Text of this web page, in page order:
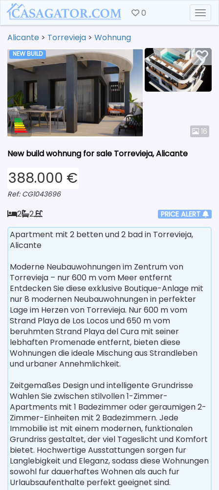
0
Alicante > Torrevieja > Wohnung
16
NEW BUILD
New build wohnung for sale Torrevieja, Alicante
388.000 €
Ref: CG1043696
2 2 PRICE ALERT
Apartment mit 2 betten und 2 bad in Torrevieja,
Alicante
Moderne Neubauwohnungen im Zentrum von
Torrevieja – nur 600 m vom Meer entfernt
Entdecken Sie diese exklusive Boutique-Anlage mit
nur 8 modernen Neubauwohnungen in perfekter
Lage im Herzen von Torrevieja. Nur 600 m vom
Strand Playa de Los Locos und 650 m vom
beruhmten Strand Playa del Cura mit seiner
lebhaften Promenade entfernt, bieten diese
Wohnungen die ideale Mischung aus Strandleben
und urbaner Annehmlichkeit.
Zeitgemaßes Design und intelligente Grundrisse
Wahlen Sie zwischen stilvollen 1-Zimmer-
Apartments mit 1 Badezimmer oder geraumigen 2-
Zimmer-Einheiten mit 2 Badezimmern. Jede
Immobilie ist mit einem modernen, funktionalen
Grundriss gestaltet, der viel Tageslicht und Komfort
bietet. Hochwertige Ausstattungen sorgen fur
Langlebigkeit und Eleganz, sodass diese Wohnungen
sowohl fur dauerhaftes Wohnen als auch fur
Urlaubsaufenthalte perfekt geeignet sind.